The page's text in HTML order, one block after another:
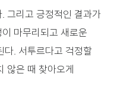
그리고 긍정적인 결과가
마무리되고 새로운
다. 서투르다고 걱정할
않은 때 찾아오게